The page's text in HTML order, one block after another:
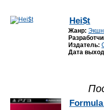
Hei$t
Жанр: Экшн
Издатель:
Дата